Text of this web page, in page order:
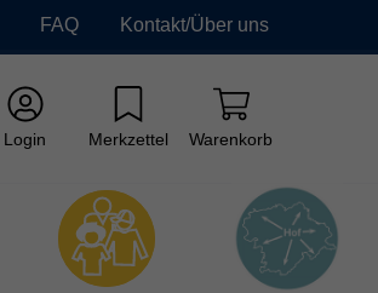
FAQ Kontakt/Über uns
Login Merkzettel Warenkorb